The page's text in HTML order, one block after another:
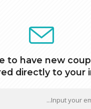
to have new
directly to your